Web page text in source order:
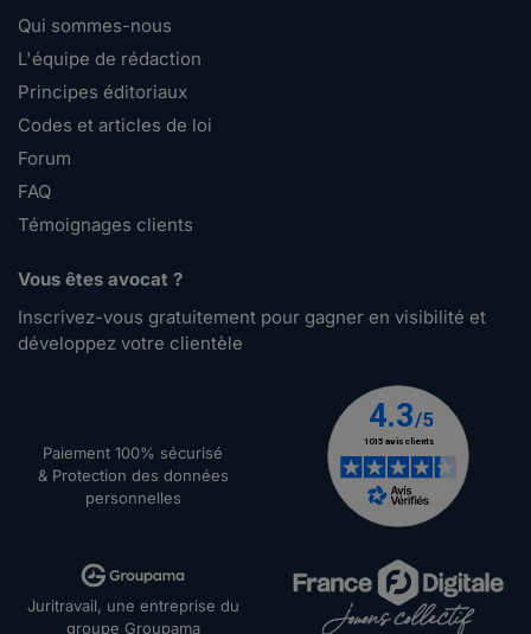
Qui sommes-nous
L'équipe de rédaction
Principes éditoriaux
Codes et articles de loi
Forum
FAQ
Témoignages clients
Vous êtes avocat ?
Inscrivez-vous gratuitement pour gagner en visibilité et
développez votre clientèle
Paiement 100% sécurisé
& Protection des données
personnelles
Juritravail, une entreprise du
groupe Groupama